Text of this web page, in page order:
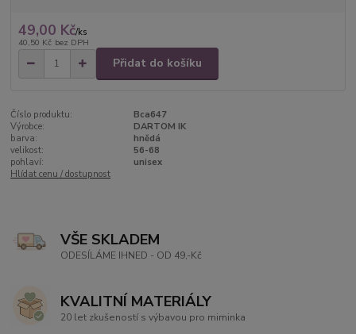
49,00 Kč/ks
40,50 Kč bez DPH
Přidat do košíku
Číslo produktu:
Bca647
Výrobce:
DARTOM IK
barva:
hnědá
velikost:
56-68
pohlaví:
unisex
Hlídat cenu / dostupnost
VŠE SKLADEM
ODESÍLÁME IHNED - OD 49,-Kč
KVALITNÍ MATERIÁLY
20 let zkušeností s výbavou pro miminka